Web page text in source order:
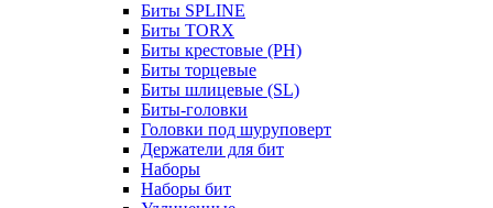
Биты SPLINE
Биты TORX
Биты крестовые (PH)
Биты торцевые
Биты шлицевые (SL)
Биты-головки
Головки под шуруповерт
Держатели для бит
Наборы
Наборы бит